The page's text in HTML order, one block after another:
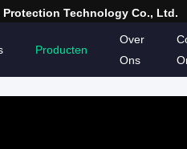
Technology Co., Ltd.
Producten
Over
Ons